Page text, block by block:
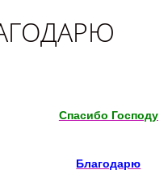
Спасибо Господу
Благодарю